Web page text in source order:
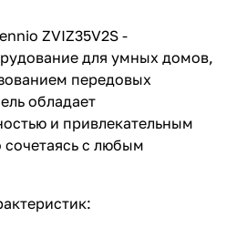
ZVIZ35V2S -
для умных домов,
передовых
обладает
и привлекательным
с любым